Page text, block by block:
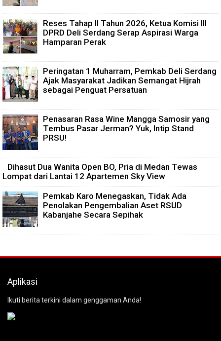
Reses Tahap II Tahun 2026, Ketua Komisi III
DPRD Deli Serdang Serap Aspirasi Warga
Hamparan Perak
Peringatan 1 Muharram, Pemkab Deli Serdang
Ajak Masyarakat Jadikan Semangat Hijrah
sebagai Penguat Persatuan
Penasaran Rasa Wine Mangga Samosir yang
Tembus Pasar Jerman? Yuk, Intip Stand
PRSU!
Dihasut Dua Wanita Open BO, Pria di Medan Tewas
Lompat dari Lantai 12 Apartemen Sky View
Pemkab Karo Menegaskan, Tidak Ada
Penolakan Pengembalian Aset RSUD
Kabanjahe Secara Sepihak
Aplikasi
Ikuti berita terkini dalam genggaman Anda!